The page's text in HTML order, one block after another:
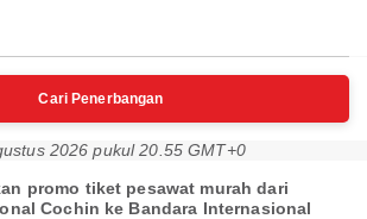
Cari Penerbangan
2026 pukul 20.55 GMT+0
promo tiket pesawat murah dari
Cochin ke Bandara Internasional